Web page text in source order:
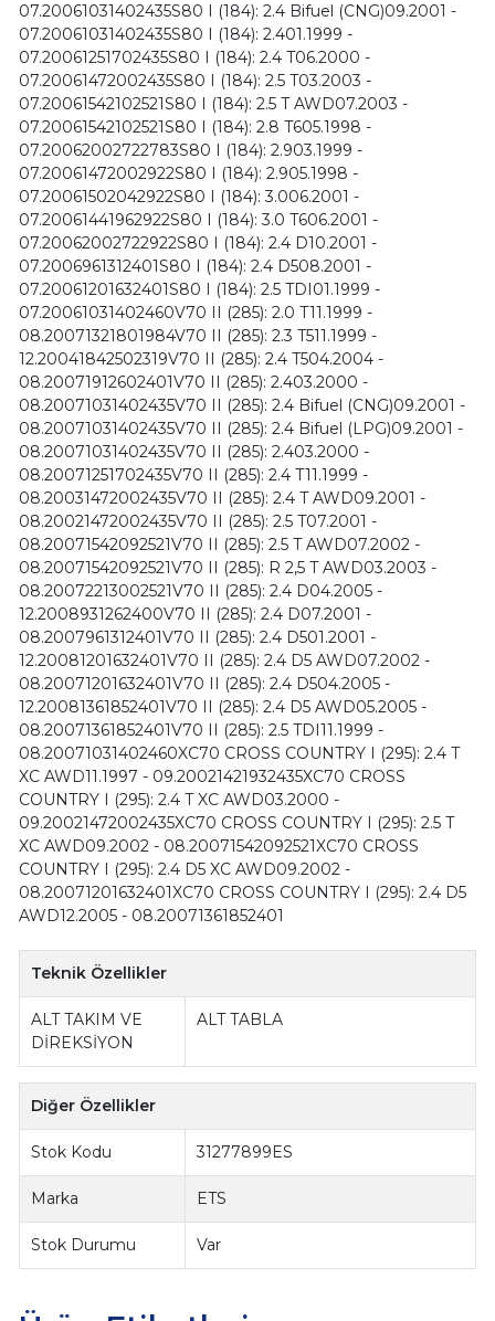
07.20061031402435S80 I (184): 2.4 Bifuel (CNG)09.2001 -
07.20061031402435S80 I (184): 2.401.1999 -
07.20061251702435S80 I (184): 2.4 T06.2000 -
07.20061472002435S80 I (184): 2.5 T03.2003 -
07.20061542102521S80 I (184): 2.5 T AWD07.2003 -
07.20061542102521S80 I (184): 2.8 T605.1998 -
07.20062002722783S80 I (184): 2.903.1999 -
07.20061472002922S80 I (184): 2.905.1998 -
07.20061502042922S80 I (184): 3.006.2001 -
07.20061441962922S80 I (184): 3.0 T606.2001 -
07.20062002722922S80 I (184): 2.4 D10.2001 -
07.2006961312401S80 I (184): 2.4 D508.2001 -
07.20061201632401S80 I (184): 2.5 TDI01.1999 -
07.20061031402460V70 II (285): 2.0 T11.1999 -
08.20071321801984V70 II (285): 2.3 T511.1999 -
12.20041842502319V70 II (285): 2.4 T504.2004 -
08.20071912602401V70 II (285): 2.403.2000 -
08.20071031402435V70 II (285): 2.4 Bifuel (CNG)09.2001 -
08.20071031402435V70 II (285): 2.4 Bifuel (LPG)09.2001 -
08.20071031402435V70 II (285): 2.403.2000 -
08.20071251702435V70 II (285): 2.4 T11.1999 -
08.20031472002435V70 II (285): 2.4 T AWD09.2001 -
08.20021472002435V70 II (285): 2.5 T07.2001 -
08.20071542092521V70 II (285): 2.5 T AWD07.2002 -
08.20071542092521V70 II (285): R 2,5 T AWD03.2003 -
08.20072213002521V70 II (285): 2.4 D04.2005 -
12.2008931262400V70 II (285): 2.4 D07.2001 -
08.2007961312401V70 II (285): 2.4 D501.2001 -
12.20081201632401V70 II (285): 2.4 D5 AWD07.2002 -
08.20071201632401V70 II (285): 2.4 D504.2005 -
12.20081361852401V70 II (285): 2.4 D5 AWD05.2005 -
08.20071361852401V70 II (285): 2.5 TDI11.1999 -
08.20071031402460XC70 CROSS COUNTRY I (295): 2.4 T
XC AWD11.1997 - 09.20021421932435XC70 CROSS
COUNTRY I (295): 2.4 T XC AWD03.2000 -
09.20021472002435XC70 CROSS COUNTRY I (295): 2.5 T
XC AWD09.2002 - 08.20071542092521XC70 CROSS
COUNTRY I (295): 2.4 D5 XC AWD09.2002 -
08.20071201632401XC70 CROSS COUNTRY I (295): 2.4 D5
AWD12.2005 - 08.20071361852401
Teknik Özellikler
ALT TAKIM VE
DİREKSİYON
ALT TABLA
Diğer Özellikler
Stok Kodu 31277899ES
Marka ETS
Stok Durumu Var